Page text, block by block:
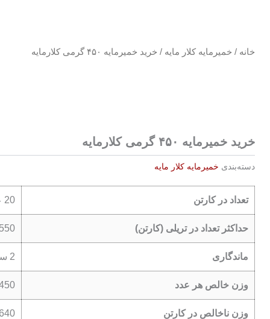
خانه / خمیرمایه کلار مایه / خرید خمیرمایه ۴۵۰ گرمی کلارمایه
خرید خمیرمایه ۴۵۰ گرمی کلارمایه
دسته‌بندی خمیرمایه کلار مایه
تعداد در کارتن 20 عدد
حداکثر تعداد در تریلی (کارتن)
ماندگاری 2 سال
وزن خالص هر عدد 450
وزن ناخالص در کارتن 9.640